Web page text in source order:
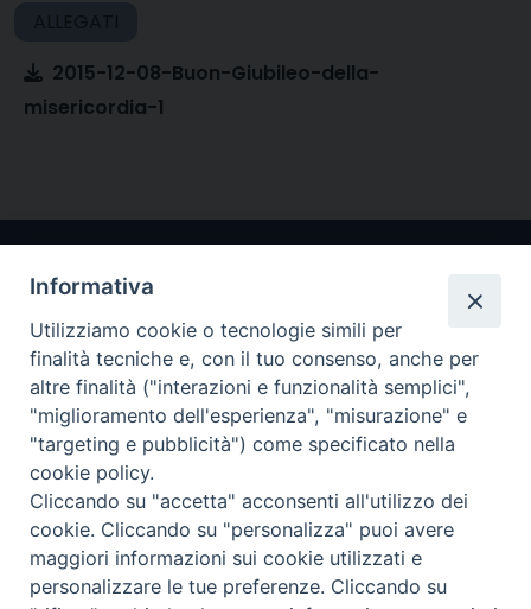
2015-12-08-Buon-Giubileo-della-
misericordia-1
Arcidiocesi di Ravenna-Cervia
CONTATTI
Piazza Arcivescovado, 1 48121- Ravenna
tel 0544.541655
curia@diocesiravennacervia.it
Informativa
Utilizziamo cookie o tecnologie simili per
finalità tecniche e, con il tuo consenso, anche per
altre finalità ("interazioni e funzionalità semplici",
"miglioramento dell'esperienza", "misurazione" e
"targeting e pubblicità") come specificato nella
cookie policy.
Cliccando su "accetta" acconsenti all'utilizzo dei
cookie. Cliccando su "personalizza" puoi avere
maggiori informazioni sui cookie utilizzati e
personalizzare le tue preferenze. Cliccando su